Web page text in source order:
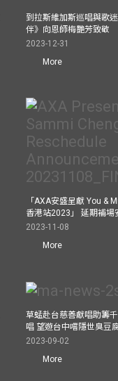
到拉斯維加斯巡唱與歌
伴》向恩師梅艷芳致敬
2023-12-31
More
「AXA安盛呈獻 You &
香港站2023」 延期補場
2023-11-08
More
草蜢赴台慈善獻唱助籌
唱 望遊台中嚐隱世臭豆
2023-09-02
More